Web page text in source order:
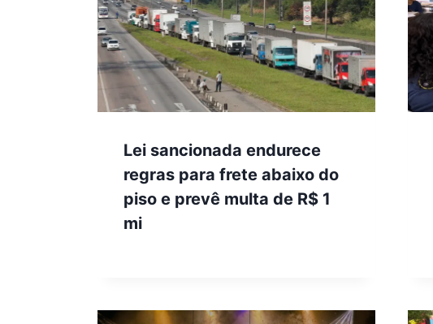
Lei sancionada endurece
regras para frete abaixo do
piso e prevê multa de R$ 1
mi